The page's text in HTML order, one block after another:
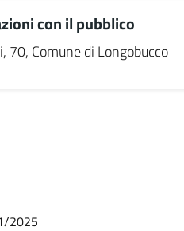
con il pubblico
70, Comune di Longobucco
2025